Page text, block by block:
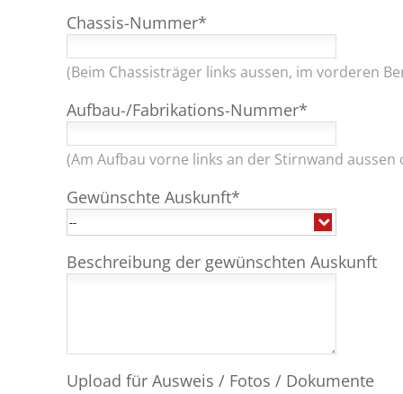
Chassis-Nummer*
(Beim Chassisträger links aussen, im vorderen
Aufbau-/Fabrikations-Nummer*
(Am Aufbau vorne links an der Stirnwand aussen
Gewünschte Auskunft*
Beschreibung der gewünschten Auskunft
Upload für Ausweis / Fotos / Dokumente